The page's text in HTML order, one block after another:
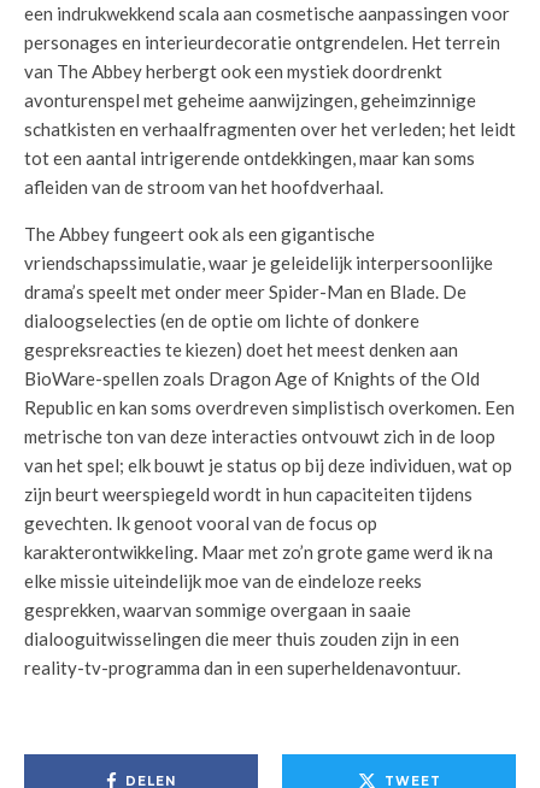
een indrukwekkend scala aan cosmetische aanpassingen voor
personages en interieurdecoratie ontgrendelen. Het terrein
van The Abbey herbergt ook een mystiek doordrenkt
avonturenspel met geheime aanwijzingen, geheimzinnige
schatkisten en verhaalfragmenten over het verleden; het leidt
tot een aantal intrigerende ontdekkingen, maar kan soms
afleiden van de stroom van het hoofdverhaal.
The Abbey fungeert ook als een gigantische
vriendschapssimulatie, waar je geleidelijk interpersoonlijke
drama’s speelt met onder meer Spider-Man en Blade. De
dialoogselecties (en de optie om lichte of donkere
gespreksreacties te kiezen) doet het meest denken aan
BioWare-spellen zoals Dragon Age of Knights of the Old
Republic en kan soms overdreven simplistisch overkomen. Een
metrische ton van deze interacties ontvouwt zich in de loop
van het spel; elk bouwt je status op bij deze individuen, wat op
zijn beurt weerspiegeld wordt in hun capaciteiten tijdens
gevechten. Ik genoot vooral van de focus op
karakterontwikkeling. Maar met zo’n grote game werd ik na
elke missie uiteindelijk moe van de eindeloze reeks
gesprekken, waarvan sommige overgaan in saaie
dialooguitwisselingen die meer thuis zouden zijn in een
reality-tv-programma dan in een superheldenavontuur.
DELEN TWEET